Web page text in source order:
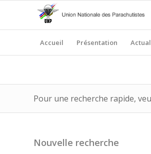
Accueil Présentation
Pour une recherche rapide,
Nouvelle recherche